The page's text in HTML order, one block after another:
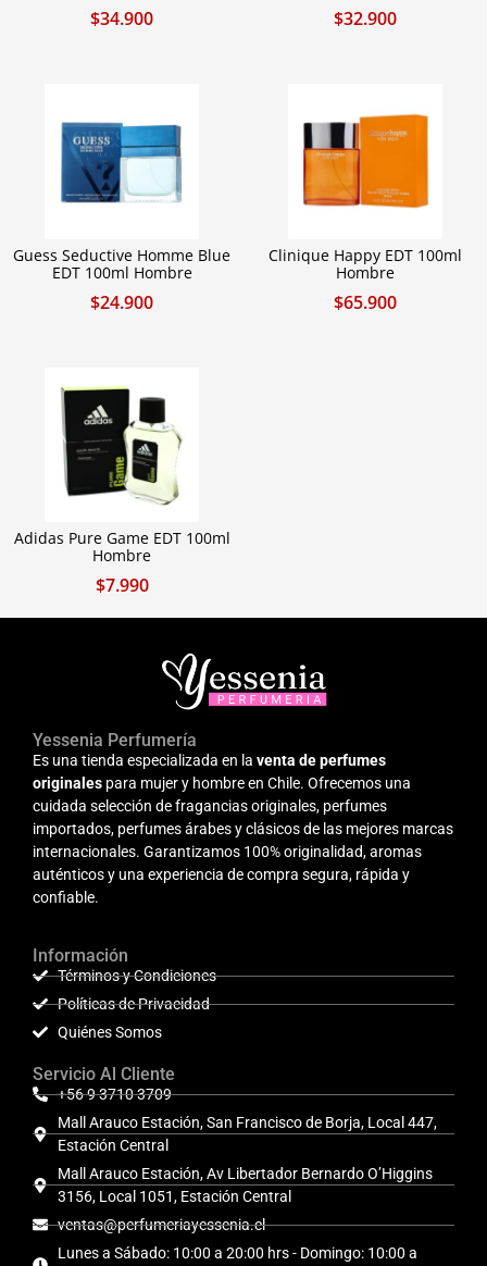
$34.900 $32.900
Guess Seductive Homme Blue
EDT 100ml Hombre
$24.900
Clinique Happy EDT 100ml
Hombre
$65.900
Adidas Pure Game EDT 100ml
Hombre
$7.990
Yessenia Perfumería
Es una tienda especializada en la venta de perfumes
originales para mujer y hombre en Chile. Ofrecemos una
cuidada selección de fragancias originales, perfumes
importados, perfumes árabes y clásicos de las mejores marcas
internacionales. Garantizamos 100% originalidad, aromas
auténticos y una experiencia de compra segura, rápida y
confiable.
Información
Términos y Condiciones
Políticas de Privacidad
Quiénes Somos
Servicio Al Cliente
+56 9 3710 3709
Mall Arauco Estación, San Francisco de Borja, Local 447,
Estación Central
Mall Arauco Estación, Av Libertador Bernardo O’Higgins
3156, Local 1051, Estación Central
ventas@perfumeriayessenia.cl
Lunes a Sábado: 10:00 a 20:00 hrs - Domingo: 10:00 a